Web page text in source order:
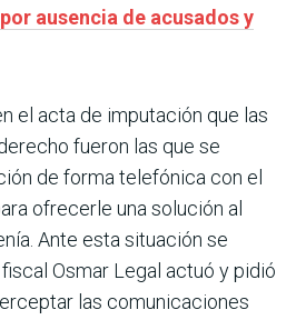
ausencia de acusados y
el acta de imputación que las
fueron las que se
de forma telefónica con el
ofrecerle una solución al
Ante esta situación se
Osmar Legal actuó y pidió
las comunicaciones